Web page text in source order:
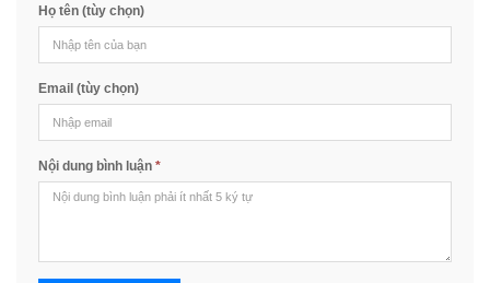
Họ tên (tùy chọn)
Email (tùy chọn)
Nội dung bình luận *